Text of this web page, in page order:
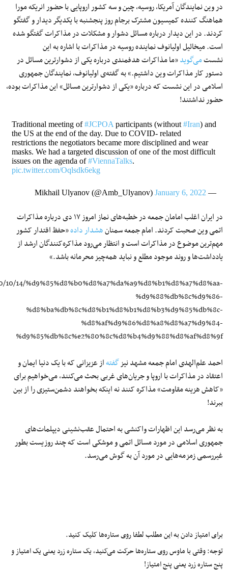
در وین نمایندگان آمریکا، روسیه، چین و سه کشور اروپایی با حضور انریکه مورا
هماهنگ کننده کمیسیون مشترک برجام روز پنجشنبه با یکدیگر دیدار و گفتگو
کردند. در این دیدار درباره مسائل دشوار و مشکلات در مذاکرات گفتگو شده
است. میخائیل اولیانوف نماینده روسیه در مذاکرات با اشاره به این
نشستمی‌گوید«ما مذاکرات هدفمندی درباره یکی از دشوارترین مسائل در
دستور کار مذاکرات وین داشتیم.» به گفته‌ی اولیانوف، نمایندگان جمهوری
اسلامی در این نشست که درباره «یکی از دشوارترین مسائل» این مذاکرات بوده،
حضور نداشتند!
Traditional meeting of#JCPOA participants (without #Iran) and
the US at the end of the day. Due to COVID- related
restrictions the negotiators became more disciplined and wear
masks. We had a targeted discussion of one of the most difficult
issues on the agenda of#ViennaTalks.
pic.twitter.com/Oqlsdk6ekg
— Mikhail Ulyanov (@Amb_Ulyanov)
January 6, 2022
در ایران اغلب امامان جمعه در خطبه‌های نماز امروز ۱۷‌ دی درباره مذاکرات
اتمی وین صحبت کردند. امام جمعه سمنانهشدار داده«حفظ اقتدار کشور
مهم‌ترین موضوع در مذاکرات است و انتظار می‌رود مذاکره‌کنندگان ارشد از
یادداشت‌ها و روند موجود مطلع و نباید همه‌چیز محرمانه باشد.»
14/%d9%85%d8%b0%d8%a7%da%a9%d8%b1%d8%a7%d8%aa-
%d9%88%db%8c%d9%86-
%d8%ba%db%8c%d8%b1%d8%b1%d8%b3%d9%85%db%8c-
%d8%af%d9%86%d8%a8%d8%a7%d9%84-
%d9%85%db%8c%e2%80%8c%d8%b4%d9%88%d8%af%d8%9f
احمد علم‌الهدی امام جمعه مشهد نیزگفتهاز عزیزانی که با یک دنیا ایمان و
اعتقاد در مذاکرات با اروپا و جریان‌های غربی بحث می‌کنند، می‌خواهیم برای
«کاهش هزینه مقاومت» مذاکره کنند نه اینکه بخواهند دشمن‌ستیزی را از بین
ببرند!
به نظر می‌رسد این اظهارات واکنشی به احتمال عقب‌نشینی دیپلمات‌های
جمهوری اسلامی در مورد مسائل اتمی و موشکی است که چند روزیست بطور
غیررسمی زمزمه‌هایی در مورد آن به گوش می‌رسد.
برای امتیاز دادن به این مطلب لطفا روی ستاره‌ها کلیک کنید.
توجه: وقتی با ماوس روی ستاره‌ها حرکت می‌کنید، یک ستاره زرد یعنی یک امتیاز و
پنج ستاره زرد یعنی پنج امتیاز!